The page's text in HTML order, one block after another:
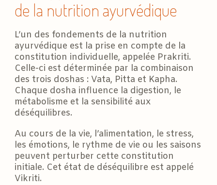
de la nutrition ayurvédique
L’un des fondements de la nutrition
ayurvédique est la prise en compte de la
constitution individuelle, appelée Prakriti.
Celle-ci est déterminée par la combinaison
des trois doshas : Vata, Pitta et Kapha.
Chaque dosha influence la digestion, le
métabolisme et la sensibilité aux
déséquilibres.
Au cours de la vie, l’alimentation, le stress,
les émotions, le rythme de vie ou les saisons
peuvent perturber cette constitution
initiale. Cet état de déséquilibre est appelé
Vikriti.